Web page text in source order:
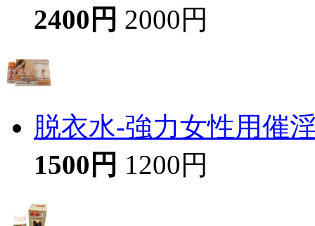
2400円 2000円
脱衣水-強力女性用催
1500円 1200円